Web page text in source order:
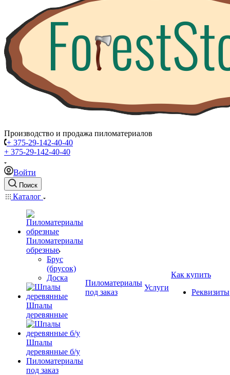
Производство и продажа пиломатериалов
+ 375-29-142-40-40
+ 375-29-142-40-40
Войти
Поиск
Каталог
Пиломатериалы
обрезные
Брус
(брусок)
Доска
Шпалы
деревянные
Шпалы
деревянные б/у
Пиломатериалы
под заказ
Пиломатериалы
под заказ
Услуги
Как купить
Реквизиты